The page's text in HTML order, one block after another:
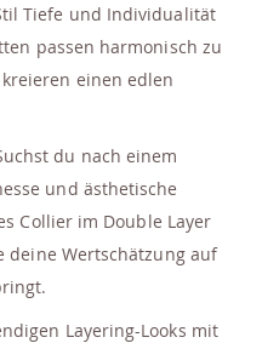
Tiefe und Individualität
passen harmonisch zu
einen edlen
du nach einem
und ästhetische
Collier im Double Layer
deine Wertschätzung auf
Layering-Looks mit